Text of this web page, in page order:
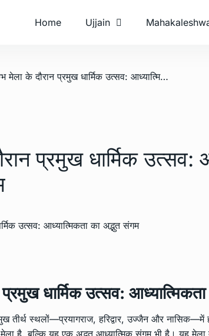
Home Ujjain
/ कुंभ मेला के दौरान प्रमुख धार्मिक उत्सव: आध्यात्मिकता का अद्भुत संगम
प्रमुख धार्मिक उत्सव:
धार्मिक उत्सव:
तीर्थ स्थलों—प्रयागराज, हरिद्वार, उज्जैन और नासिक—में